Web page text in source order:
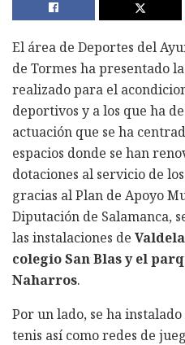
El área de Deportes del
de Tormes ha presentado
realizado para el
deportivos y a los que ha
actuación que se ha
espacios donde se han
dotaciones al servicio de
gracias al Plan de Apoyo
Diputación de Salamanca,
las instalaciones de
colegio San Blas y el
Naharros.
Por un lado, se ha
tenis así como redes de